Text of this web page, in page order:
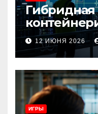
и 12 ИЮНЯ 2026
ИГРЫ